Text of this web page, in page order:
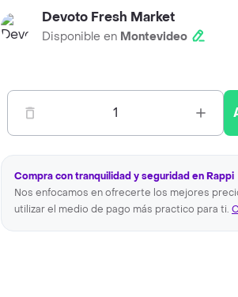
Devoto Fresh Market
Disponible en Montevideo
1
Compra con tranquilidad y seguridad en Rappi
Nos enfocamos en ofrecerte los mejores
utilizar el medio de pago más practico para ti.